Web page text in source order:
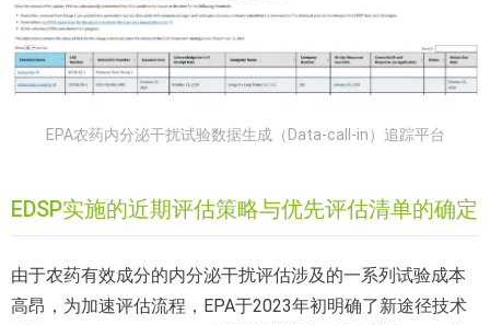
EPA农药内分泌干扰试验数据生成（Data-call-in）追踪平台
EDSP实施的近期评估策略与优先评估清单的确定
由于农药有效成分的内分泌干扰评估涉及的一系列试验成本
高昂，为加速评估流程，EPA于2023年初明确了新途径技术